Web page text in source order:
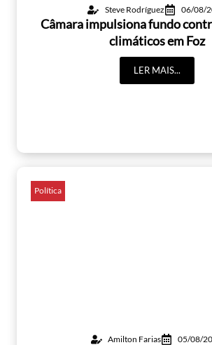
Steve Rodríguez 06/08/
Câmara impulsiona fundo
climáticos em Foz
LER MAIS...
Política
Amilton Farias 05/08/